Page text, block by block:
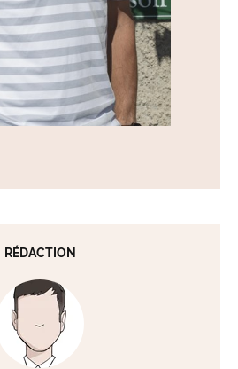
RÉDACTION